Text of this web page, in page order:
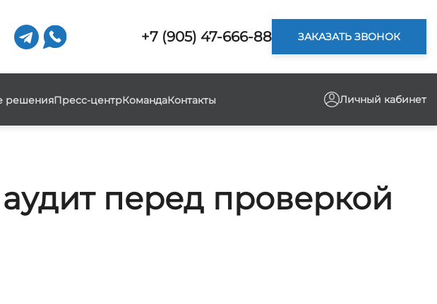
+7 (905) 47-666-88 ЗАКАЗАТЬ ЗВОНОК
решенияПресс-центрКомандаКонтакты Личный кабинет
перед проверкой